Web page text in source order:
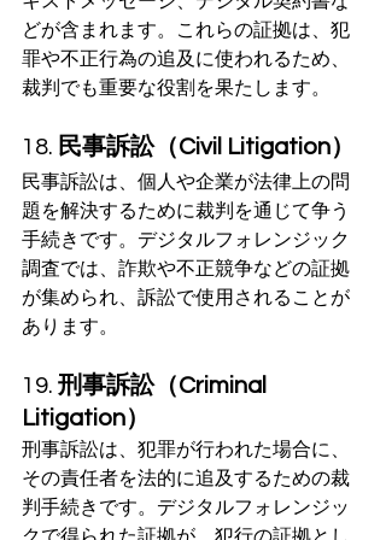
どが含まれます。これらの証拠は、犯
罪や不正行為の追及に使われるため、
裁判でも重要な役割を果たします。
18. 民事訴訟（Civil Litigation）
民事訴訟は、個人や企業が法律上の問
題を解決するために裁判を通じて争う
手続きです。デジタルフォレンジック
調査では、詐欺や不正競争などの証拠
が集められ、訴訟で使用されることが
あります。
19. 刑事訴訟（Criminal
Litigation）
刑事訴訟は、犯罪が行われた場合に、
その責任者を法的に追及するための裁
判手続きです。デジタルフォレンジッ